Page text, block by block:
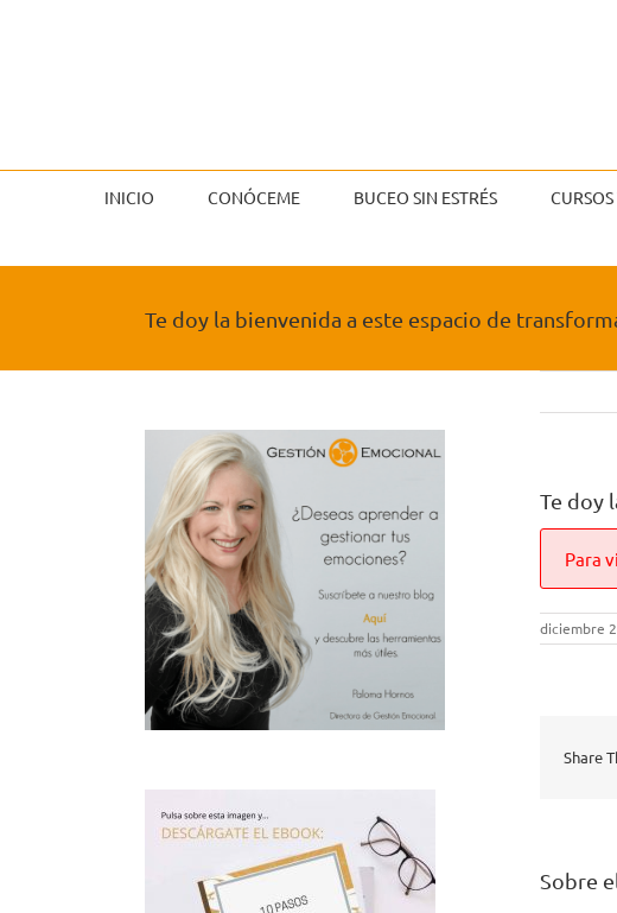
INICIO CONÓCEME BUCEO SIN ESTRÉS
Te doy la bienvenida a este espacio de
Te doy
Para
diciembre
Share
Sobre